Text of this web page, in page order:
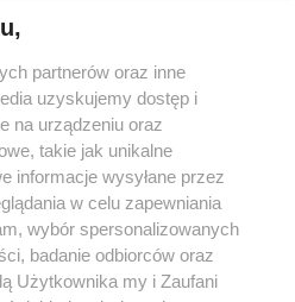
nie może być powielany i
w jakikolwiek sposób (w
na jakimkolwiek polu
włącznie z umieszczaniem w Internecie
Jakiekolwiek użycie lub
w części z naruszeniem prawa, tzn.
pod groźbą kary i może być ścigane
partnerów oraz inne
uzyskujemy dostęp i
na urządzeniu oraz
takie jak unikalne
informacje wysyłane przez
w celu zapewniania
wybór spersonalizowanych
badanie odbiorców oraz
Użytkownika my i Zaufani